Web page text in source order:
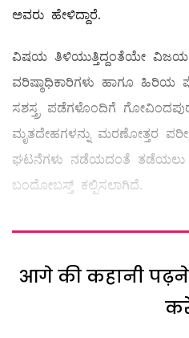
ಅವರು ಹೇಳಿದ್ದಾರೆ.
ವಿಷಯ ತಿಳಿಯುತ್ತಿದ್ದಂತೆಯೇ
ವರಿಷ್ಠಾಧಿಕಾರಿಗಳು ಹಾಗೂ ಹಿರಿಯ
ಸಶಸ್ತ್ರ ಪಡೆಗಳೊಂದಿಗೆ
ಮೃತದೇಹಗಳನ್ನು ಮರಣೋತ್ತರ
ಘಟನೆಗಳು ನಡೆಯದಂತೆ ತಡೆಯಲು
ಬಂದೋಬಸ್ತ್ ಕಲ್ಪಿಸಲಾಗಿದೆ.
आगे की कहानी पढ़ने